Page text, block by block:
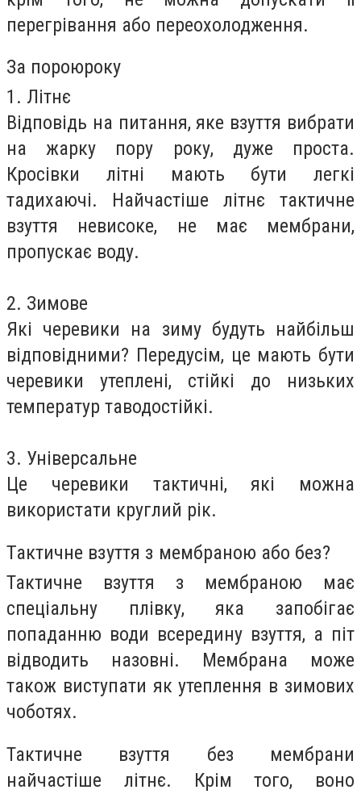
перегрівання або переохолодження.
За пороюроку
1. Літнє
Відповідь на питання, яке взуття вибрати
на жарку пору року, дуже проста.
Кросівки літні мають бути легкі
тадихаючі. Найчастіше літнє тактичне
взуття невисоке, не має мембрани,
пропускає воду.
2. Зимове
Які черевики на зиму будуть найбільш
відповідними? Передусім, це мають бути
черевики утеплені, стійкі до низьких
температур таводостійкі.
3. Універсальне
Це черевики тактичні, які можна
використати круглий рік.
Тактичне взуття з мембраною або без?
Тактичне взуття з мембраною має
спеціальну плівку, яка запобігає
попаданню води всередину взуття, а піт
відводить назовні. Мембрана може
також виступати якутеплення в зимових
чоботях.
Тактичне взуття без мембрани
найчастіше літнє. Крім того, воно